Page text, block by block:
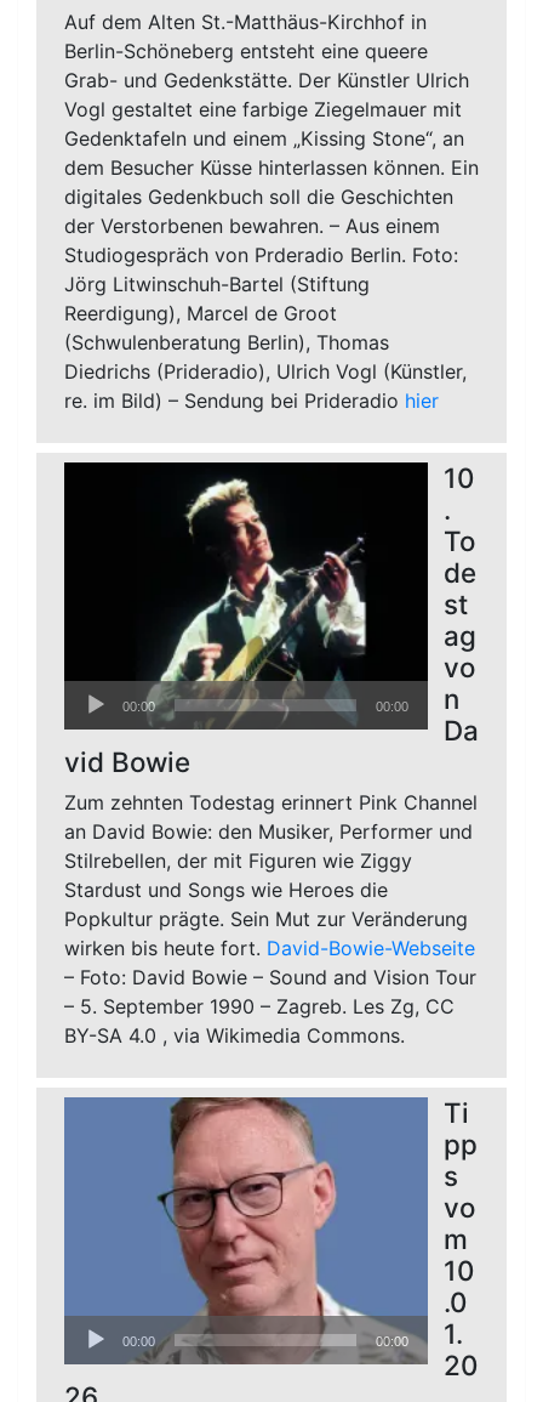
Auf dem Alten St.-Matthäus-Kirchhof in
Berlin-Schöneberg entsteht eine queere
Grab- und Gedenkstätte. Der Künstler Ulrich
Vogl gestaltet eine farbige Ziegelmauer mit
Gedenktafeln und einem „Kissing Stone“, an
dem Besucher Küsse hinterlassen können. Ein
digitales Gedenkbuch soll die Geschichten
der Verstorbenen bewahren. – Aus einem
Studiogespräch von Prderadio Berlin. Foto:
Jörg Litwinschuh-Bartel (Stiftung
Reerdigung), Marcel de Groot
(Schwulenberatung Berlin), Thomas
Diedrichs (Prideradio), Ulrich Vogl (Künstler,
re. im Bild) – Sendung bei Prideradio hier
Audio-
Player
00:00 00:00
10
.
To
de
st
ag
vo
n
Da
vid Bowie
Zum zehnten Todestag erinnert Pink Channel
an David Bowie: den Musiker, Performer und
Stilrebellen, der mit Figuren wie Ziggy
Stardust und Songs wie Heroes die
Popkultur prägte. Sein Mut zur Veränderung
wirken bis heute fort. David-Bowie-Webseite
– Foto: David Bowie – Sound and Vision Tour
– 5. September 1990 – Zagreb. Les Zg, CC
BY-SA 4.0 , via Wikimedia Commons.
Audio-
Player
00:00 00:00
Ti
pp
s
vo
m
10
.0
1.
20